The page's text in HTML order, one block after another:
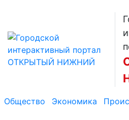
Общество Экономика